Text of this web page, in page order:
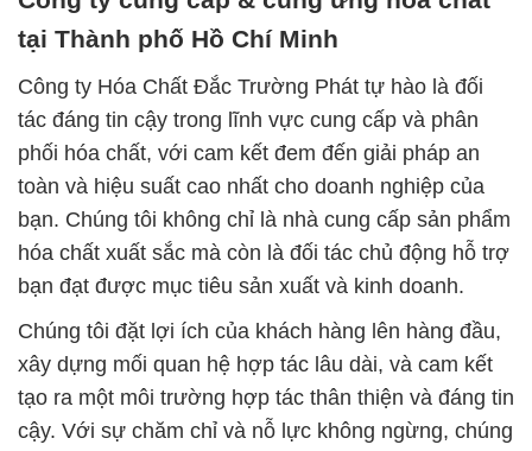
tại Thành phố Hồ Chí Minh
Công ty Hóa Chất Đắc Trường Phát tự hào là đối
tác đáng tin cậy trong lĩnh vực cung cấp và phân
phối hóa chất, với cam kết đem đến giải pháp an
toàn và hiệu suất cao nhất cho doanh nghiệp của
bạn. Chúng tôi không chỉ là nhà cung cấp sản phẩm
hóa chất xuất sắc mà còn là đối tác chủ động hỗ trợ
bạn đạt được mục tiêu sản xuất và kinh doanh.
Chúng tôi đặt lợi ích của khách hàng lên hàng đầu,
xây dựng mối quan hệ hợp tác lâu dài, và cam kết
tạo ra một môi trường hợp tác thân thiện và đáng tin
cậy. Với sự chăm chỉ và nỗ lực không ngừng, chúng